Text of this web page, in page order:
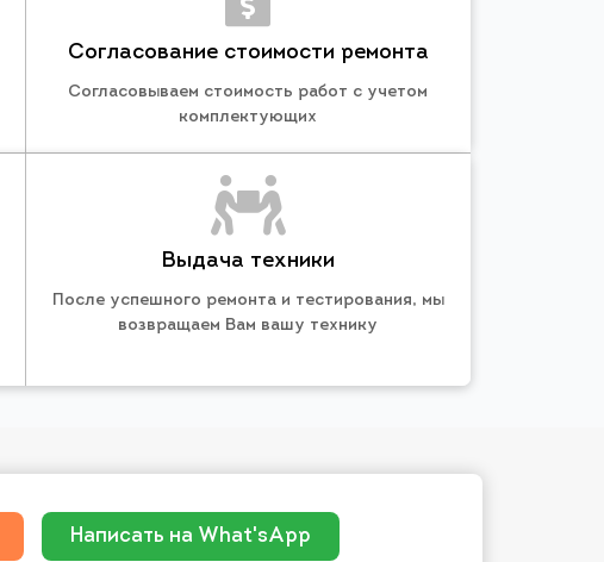
Согласование стоимости ремонта
Согласовываем стоимость работ с учетом
комплектующих
Выдача техники
После успешного ремонта и тестирования, мы
возвращаем Вам вашу технику
Написать на What'sApp